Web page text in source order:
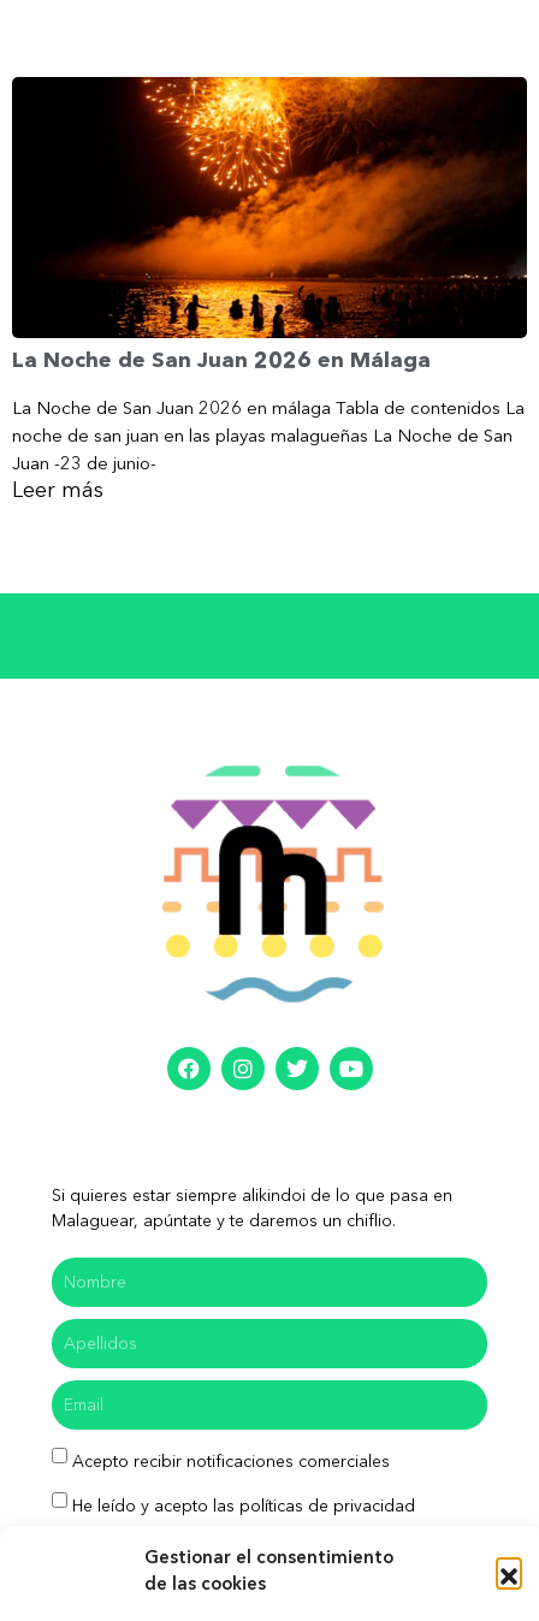
Gestionar el consentimiento
de las cookies
La Noche de San Juan 2026 en Málaga
La Noche de San Juan 2026 en málaga Tabla de contenidos La
noche de san juan en las playas malagueñas La Noche de San
Juan -23 de junio-
Leer más
Si quieres estar siempre alikindoi de lo que pasa en
Malaguear, apúntate y te daremos un chiflio.
Acepto recibir notificaciones comerciales
He leído y acepto las políticas de privacidad